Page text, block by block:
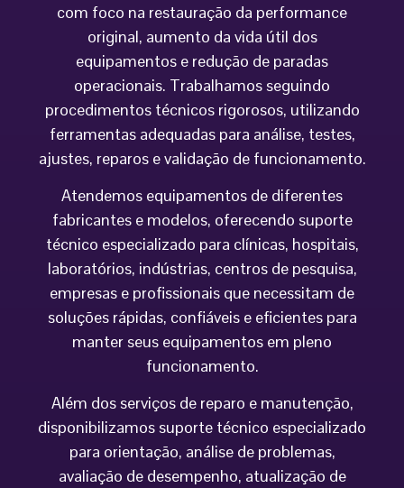
com foco na restauração da performance
original, aumento da vida útil dos
equipamentos e redução de paradas
operacionais. Trabalhamos seguindo
procedimentos técnicos rigorosos, utilizando
ferramentas adequadas para análise, testes,
ajustes, reparos e validação de funcionamento.
Atendemos equipamentos de diferentes
fabricantes e modelos, oferecendo suporte
técnico especializado para clínicas, hospitais,
laboratórios, indústrias, centros de pesquisa,
empresas e profissionais que necessitam de
soluções rápidas, confiáveis e eficientes para
manter seus equipamentos em pleno
funcionamento.
Além dos serviços de reparo e manutenção,
disponibilizamos suporte técnico especializado
para orientação, análise de problemas,
avaliação de desempenho, atualização de